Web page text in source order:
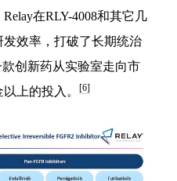
在RLY-4008和其它几
效率，打破了长期统治
创新药从实验室走向市
上的投入。
[6]